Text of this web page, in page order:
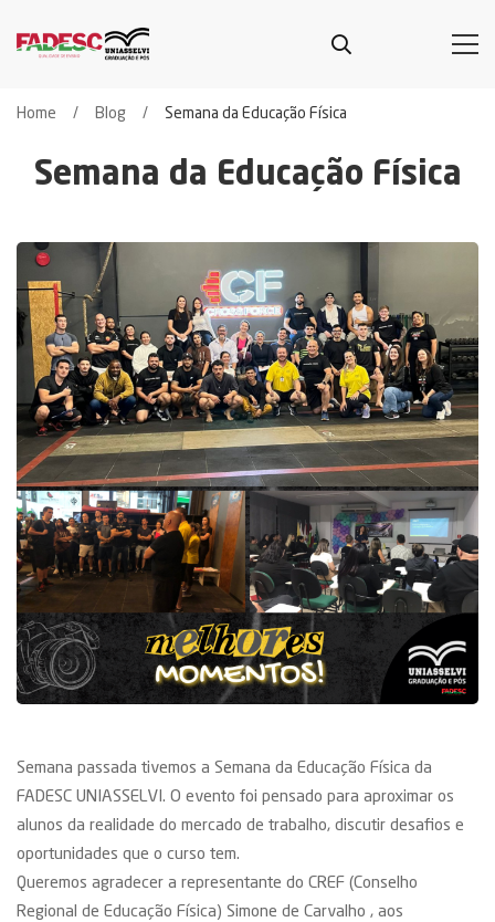
Semana da Educação Física
Home Blog Semana da Educação Física
Semana passada tivemos a Semana da Educação Física da
FADESC UNIASSELVI. O evento foi pensado para aproximar os
alunos da realidade do mercado de trabalho, discutir desafios e
oportunidades que o curso tem.
Queremos agradecer a representante do CREF (Conselho
Regional de Educação Física) Simone de Carvalho , aos